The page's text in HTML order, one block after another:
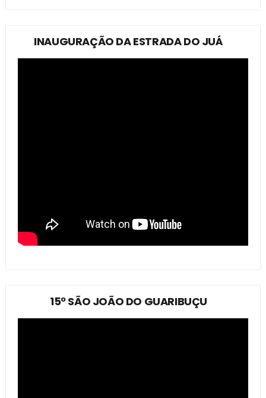
INAUGURAÇÃO DA ESTRADA DO JUÁ
15º SÃO JOÃO DO GUARIBUÇU